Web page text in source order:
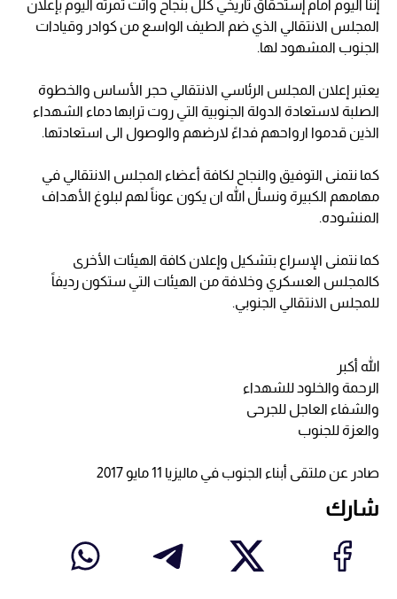
إننا اليوم أمام إستحقاق تاريخي كلل بنجاح وأتت ثمرته اليوم بإعلان
المجلس الانتقالي الذي ضم الطيف الواسع من كوادر وقيادات
الجنوب المشهود لها.
يعتبر إعلان المجلس الرئاسي الانتقالي حجر الأساس والخطوة
الصلبة لاستعادة الدولة الجنوبية التي روت ترابها دماء الشهداء
الذين قدموا ارواحهم فداءً لارضهم والوصول الى استعادتها.
كما نتمنى التوفيق والنجاح لكافة أعضاء المجلس الانتقالي في
مهامهم الكبيرة ونسأل الله ان يكون عوناً لهم لبلوغ الأهداف
المنشوده.
كما نتمنى الإسراع بتشكيل وإعلان كافة الهيئات الأخرى
كالمجلس العسكري وخلافة من الهيئات التي ستكون رديفاً
للمجلس الانتقالي الجنوبي.
الله أكبر
الرحمة والخلود للشهداء
والشفاء العاجل للجرحى
والعزة للجنوب
صادر عن ملتقى أبناء الجنوب في ماليزيا 11 مايو 2017
شارك